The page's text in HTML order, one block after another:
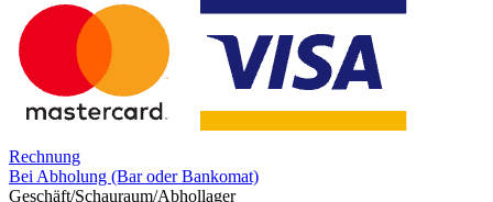
Rechnung
Bei Abholung (Bar oder Bankomat)
Geschäft/Schauraum/Abhollager